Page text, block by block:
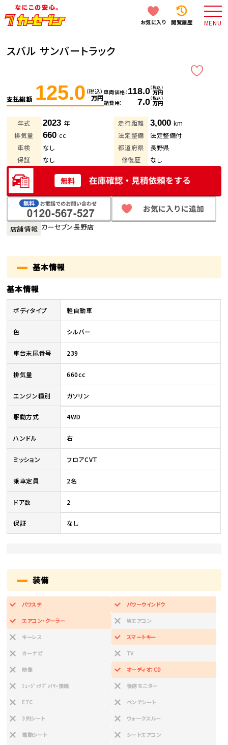
お気に入り 閲覧履歴 MENU
スバル サンバートラック
支払総額 125.0 （税込）
万円
車両価格 118.0（税込）
万円
諸費用
7.0（税込）
万円
年式 2023 年 走行距離 3,000 km
排気量
660cc 法定整備
法定整備付
車検
なし 都道府県
長野県
保証
なし 修復歴 なし
店舗情報 カーセブン長野店
基本情報
基本情報
ボディタイプ 軽自動車
色 シルバー
車台末尾番号 239
排気量 660cc
エンジン種別 ガソリン
駆動方式 4WD
ハンドル 右
ミッション フロアCVT
乗車定員 2名
ドア数 2
保証 なし
装備
パワステ パワーウインドウ
エアコン・クーラー Wエアコン
キーレス スマートキー
カーナビ TV
映像 オーディオ：CD
ﾐｭｰｼﾞｯｸﾌﾟﾚｲﾔｰ接続 後席モニター
ETC ベンチシート
3列シート ウォークスルー
電動シート シートエアコン